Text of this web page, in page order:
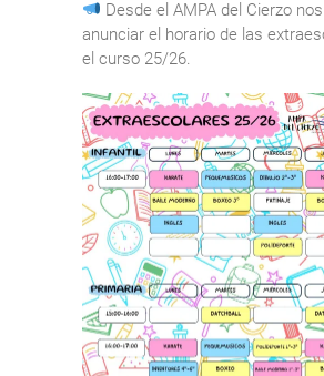
Desde el AMPA del Cierzo
anunciar el horario de las
el curso 25/26.